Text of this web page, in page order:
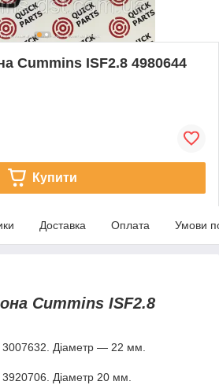
Cummins ISF2.8 4980644
Купити
Доставка Оплата Умови
Cummins ISF2.8
3007632. Діаметр — 22 мм.
Діаметр 20 мм.